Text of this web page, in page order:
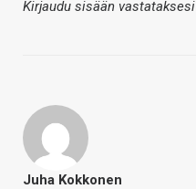
Kirjaudu sisään vastataksesi
Juha Kokkonen